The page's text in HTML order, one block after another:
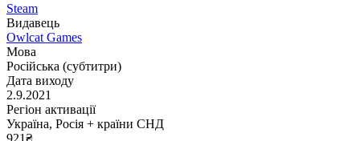
Steam
Видавець
Owlcat Games
Мова
Російська (субтитри)
Дата виходу
2.9.2021
Регіон активації
Україна, Росія + країни СНД
921₴